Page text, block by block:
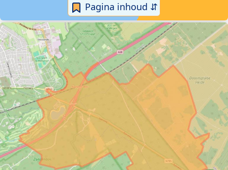
Pagina inhoud ⇵